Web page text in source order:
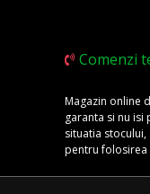
Comenzi
Magazin online
garanta si nu
situatia
pentru folosirea